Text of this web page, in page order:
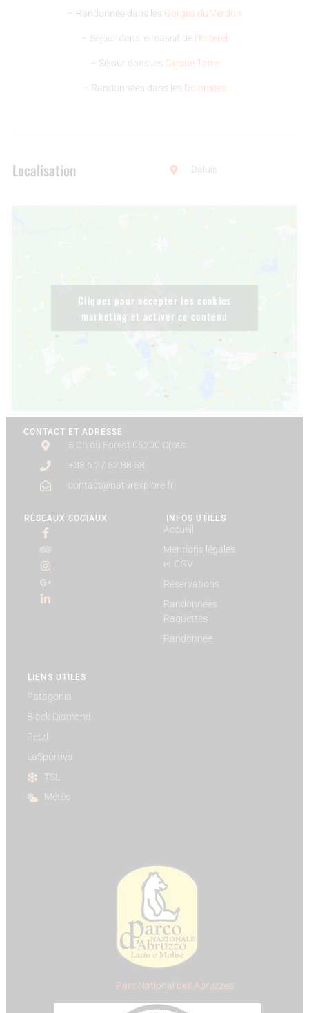
– Randonnée dans les Gorges du Verdon
– Séjour dans le massif del’Esterel
– Séjour dans les Cinque Terre
– Randonnées dans les Dolomites
Localisation Daluis
Cliquez pour accepter les cookies
marketing et activer ce contenu
CONTACT ET ADRESSE
5 Ch du Forest 05200 Crots
+33 6 27 52 88 58
contact@naturexplore.fr
RÉSEAUX SOCIAUX
Accueil
Mentions légales
et CGV
Réservations
Randonnées
Raquettes
Randonnée
INFOS UTILES
LIENS UTILES
Patagonia
Black Diamond
Petzl
LaSportiva
TSL
Météo
Parc National des Abruzzes